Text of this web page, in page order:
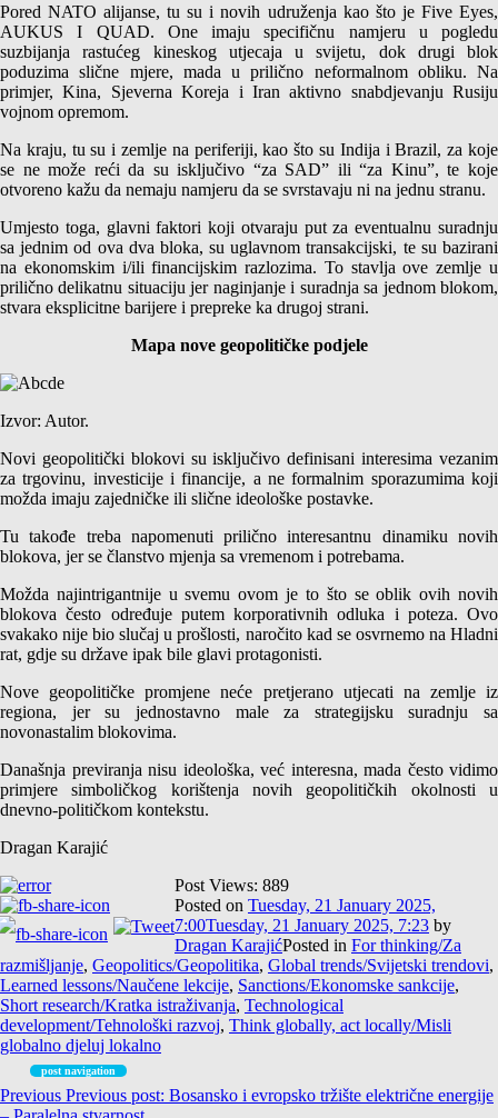
Pored NATO alijanse, tu su i novih udruženja kao što je Five Eyes,
AUKUS I QUAD. One imaju specifičnu namjeru u pogledu
suzbijanja rastućeg kineskog utjecaja u svijetu, dok drugi blok
poduzima slične mjere, mada u prilično neformalnom obliku. Na
primjer, Kina, Sjeverna Koreja i Iran aktivno snabdjevanju Rusiju
vojnom opremom.
Na kraju, tu su i zemlje na periferiji, kao što su Indija i Brazil, za koje
se ne može reći da su isključivo “za SAD” ili “za Kinu”, te koje
otvoreno kažu da nemaju namjeru da se svrstavaju ni na jednu stranu.
Umjesto toga, glavni faktori koji otvaraju put za eventualnu suradnju
sa jednim od ova dva bloka, su uglavnom transakcijski, te su bazirani
na ekonomskim i/ili financijskim razlozima. To stavlja ove zemlje u
prilično delikatnu situaciju jer naginjanje i suradnja sa jednom blokom,
stvara eksplicitne barijere i prepreke ka drugoj strani.
Mapa nove geopolitičke podjele
Izvor: Autor.
Novi geopolitički blokovi su isključivo definisani interesima vezanim
za trgovinu, investicije i financije, a ne formalnim sporazumima koji
možda imaju zajedničke ili slične ideološke postavke.
Tu takođe treba napomenuti prilično interesantnu dinamiku novih
blokova, jer se članstvo mjenja sa vremenom i potrebama.
Možda najintrigantnije u svemu ovom je to što se oblik ovih novih
blokova često određuje putem korporativnih odluka i poteza. Ovo
svakako nije bio slučaj u prošlosti, naročito kad se osvrnemo na Hladni
rat, gdje su države ipak bile glavi protagonisti.
Nove geopolitičke promjene neće pretjerano utjecati na zemlje iz
regiona, jer su jednostavno male za strategijsku suradnju sa
novonastalim blokovima.
Današnja previranja nisu ideološka, već interesna, mada često vidimo
primjere simboličkog korištenja novih geopolitičkih okolnosti u
dnevno-političkom kontekstu.
Dragan Karajić
Post Views: 889
Posted on Tuesday, 21 January 2025,
7:00Tuesday, 21 January 2025, 7:23 by
Dragan KarajićPosted in For thinking/Za
razmišljanje, Geopolitics/Geopolitika, Global trends/Svijetski trendovi,
Learned lessons/Naučene lekcije, Sanctions/Ekonomske sankcije,
Short research/Kratka istraživanja, Technological
development/Tehnološki razvoj, Think globally, act locally/Misli
globalno djeluj lokalno
post navigation
Previous Previous post: Bosansko i evropsko tržište električne energije